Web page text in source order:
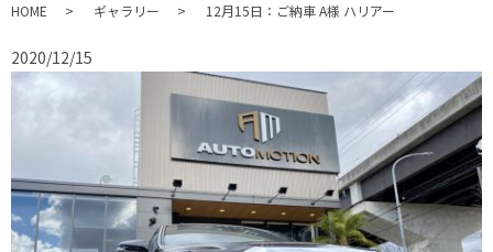
HOME ギャラリー 12月15日：ご納車 A様 ハリアー
2020/12/15